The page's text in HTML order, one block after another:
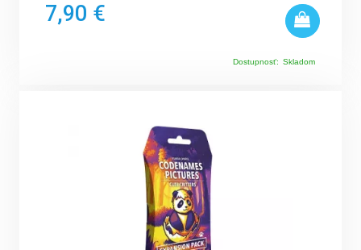
7,90 €
Dostupnosť: Skladom